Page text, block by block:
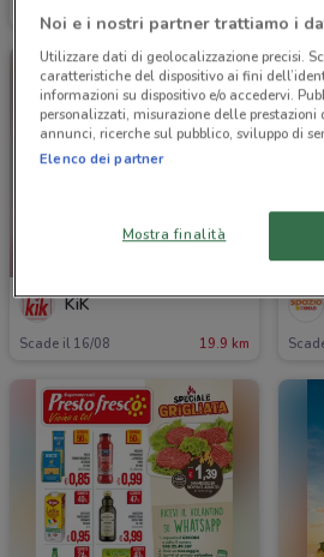
KiK
Scade il 16/08 19.9 km
Noi e i nostri partner trattiamo i
Utilizzare dati di geolocalizzazione precisi.
caratteristiche del dispositivo ai fini
informazioni su dispositivo e/o accedervi.
personalizzati, misurazione delle
annunci, ricerche sul pubblico, sviluppo di
Elenco dei partner
Mostra finalità